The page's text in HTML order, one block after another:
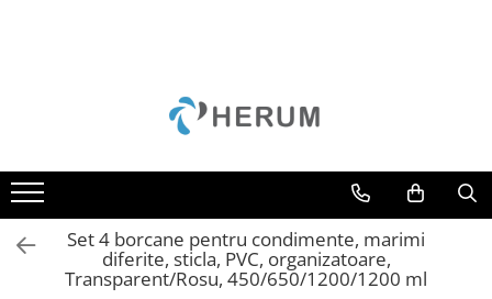
Cani
Cratite
Oale
Organizare
Cutii
Scrumiere
Suporturi
Umerase
Unelte
Set 4 borcane pentru condimente, marimi
diferite, sticla, PVC, organizatoare,
Transparent/Rosu, 450/650/1200/1200 ml